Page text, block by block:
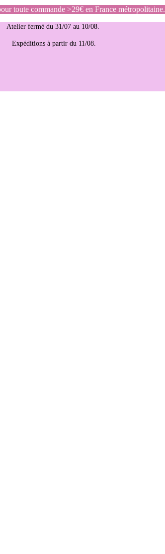
toute commande >29€ en France métropolitaine.
Atelier fermé du 31/07 au 10/08.
Expéditions à partir du 11/08.